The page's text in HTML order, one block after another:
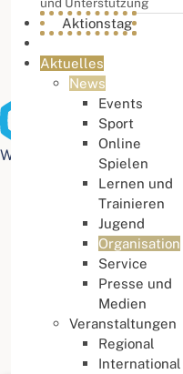
Buchstabenabstand
Web Accessibility plugin
Aktionstag
Aktuelles
News
Events
Sport
Online
Spielen
Lernen und
Trainieren
Jugend
Organisation
Service
Presse und
Medien
Veranstaltungen
Regional
International